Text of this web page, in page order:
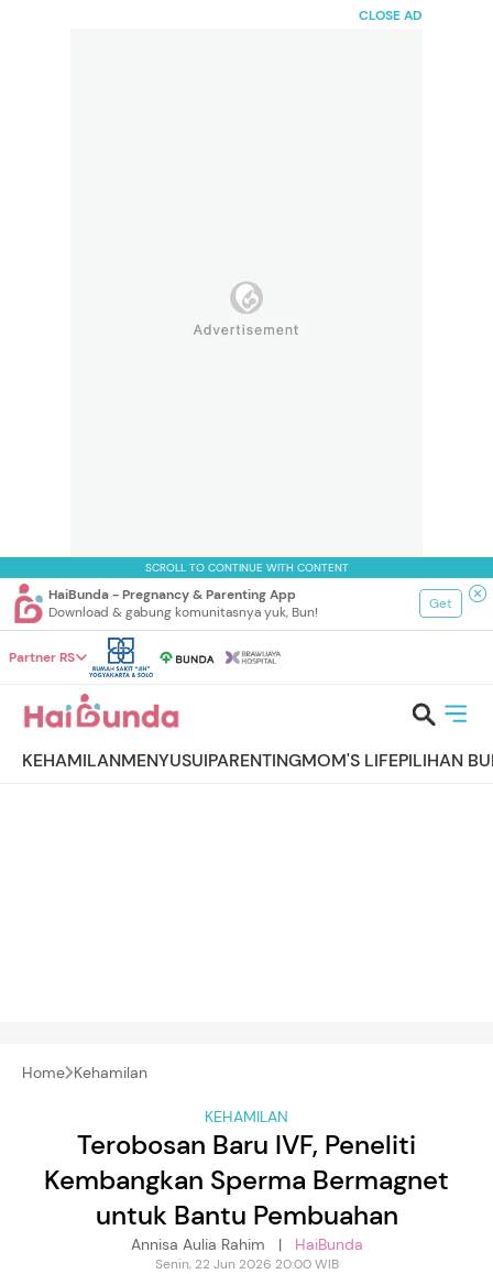
CLOSE AD
SCROLL TO CONTINUE WITH CONTENT
HaiBunda - Pregnancy & Parenting App
Download & gabung komunitasnya yuk, Bun!
Get
Partner RS
KEHAMILANMENYUSUIPARENTINGMOM'S LIFEPILIHAN
Home Kehamilan
KEHAMILAN
Terobosan Baru IVF, Peneliti
Kembangkan Sperma Bermagnet
untuk Bantu Pembuahan
Annisa Aulia Rahim | HaiBunda
Senin, 22 Jun 2026 20:00 WIB